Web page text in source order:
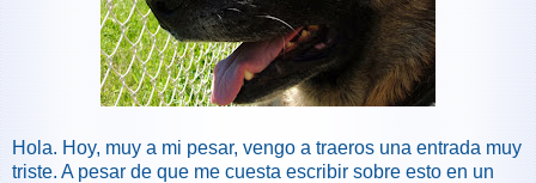
Hola. Hoy, muy a mi pesar, vengo a traeros una entrada muy
triste. A pesar de que me cuesta escribir sobre esto en un